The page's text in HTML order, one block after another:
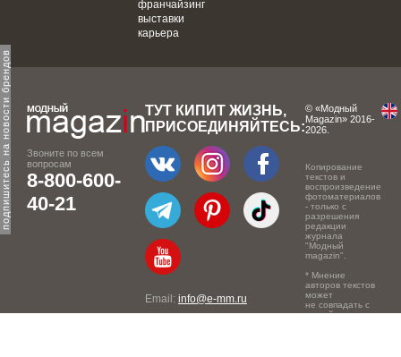
подпишитесь на новости брендов
франчайзинг
выставки
карьера
Звоните по всем
вопросам
8-800-600-
40-21
ТУТ КИПИТ ЖИЗНЬ,
ПРИСОЕДИНЯЙТЕСЬ:
Email: info@e-mm.ru
© «Модный
Magazin» 2016-
2026.
Копирование
текстов и
воспроизведение
фотоматериалов
- только с
разрешения
редакции
журнала
"Модный
magazin".
* Мнение
авторов текстов
может
не совпадать с
точкой зрения